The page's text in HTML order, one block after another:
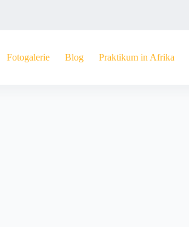
Fotogalerie Blog Praktikum in Afrika